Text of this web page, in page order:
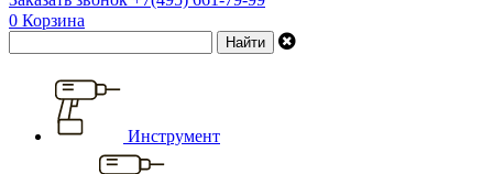
0 Корзина
Инструмент